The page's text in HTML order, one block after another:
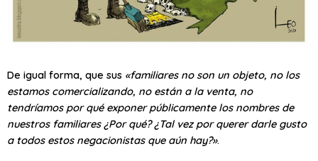
De igual forma, que sus «familiares no son un objeto, no los
estamos comercializando, no están a la venta, no
tendríamos por qué exponer públicamente los nombres de
nuestros familiares ¿Por qué? ¿Tal vez por querer darle gusto
a todos estos negacionistas que aún hay?».